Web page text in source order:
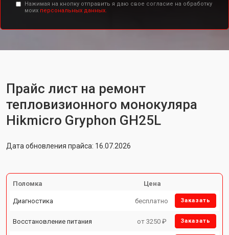
Нажимая на кнопку отправить я даю свое согласие на обработку
моих персональных данных.
Прайс лист на ремонт
тепловизионного монокуляра
Hikmicro Gryphon GH25L
Дата обновления прайса: 16.07.2026
Поломка Цена
Диагностика бесплатно Заказать
Восстановление питания от 3250 ₽ Заказать